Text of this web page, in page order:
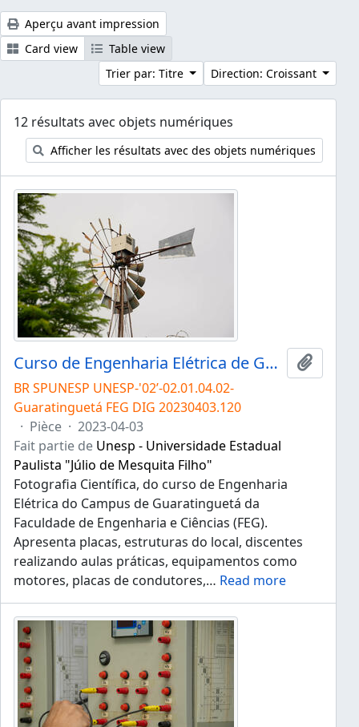
Aperçu avant impression
Card view
Table view
Trier par: Titre
Direction: Croissant
12 résultats avec objets numériques
Afficher les résultats avec des objets numériques
Curso de Engenharia Elétrica de Guaratinguetá
Ajouter
BR SPUNESP UNESP-'02’-02.01.04.02-
Guaratinguetá FEG DIG 20230403.120
· Pièce · 2023-04-03
Fait partie de Unesp - Universidade Estadual
Paulista "Júlio de Mesquita Filho"
Fotografia Científica, do curso de Engenharia
Elétrica do Campus de Guaratinguetá da
Faculdade de Engenharia e Ciências (FEG).
Apresenta placas, estruturas do local, discentes
realizando aulas práticas, equipamentos como
motores, placas de condutores,… Read more